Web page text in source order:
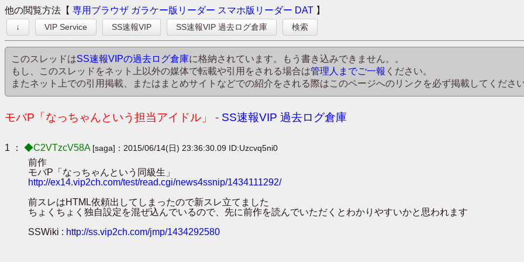
他の閲覧方法【 専用ブラウザ ガラケー版リーダー スマホ版リーダー DAT 】
↓ VIP Service SS速報VIP SS速報VIP 過去ログ倉庫 検索
このスレッドはSS速報VIPの過去ログ倉庫に格納されています。もう書き込みできません。。
もし、このスレッドをネット上以外の媒体で転載や引用をされる場合は管理人までご一報 ください。
またネット上での引用掲載、またはまとめサイトなどでの紹介をされる際はこのページへのリンクを必ず掲載してくださ
モバP「なっちゃんという担当アイドル」 - SS速報VIP 過去ログ倉庫
1 ： ◆C2VTzcV58A [saga]：2015/06/14(日) 23:36:30.09 ID:Uzcvq5ni0
前作
モバP「なっちゃんという同級生」
http://ex14.vip2ch.com/test/read.cgi/news4ssnip/1434111292/
前スレはHTML依頼出してしまったので新スレ立てました
ちょくちょく独自設定を混ぜ込んでいるので、先に前作を読んでいただくとわかりやすいかと思われます
SSWiki : http://ss.vip2ch.com/jmp/1434292580